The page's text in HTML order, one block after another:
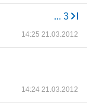
... 3
14:25 21.03.2012
14:24 21.03.2012